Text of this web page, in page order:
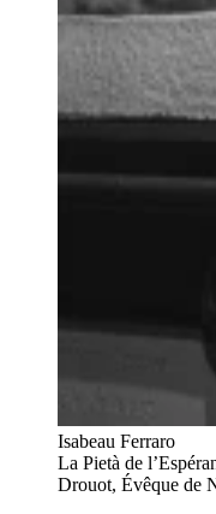
Isabeau Ferraro
La Pietà de
Drouot, Évêque de